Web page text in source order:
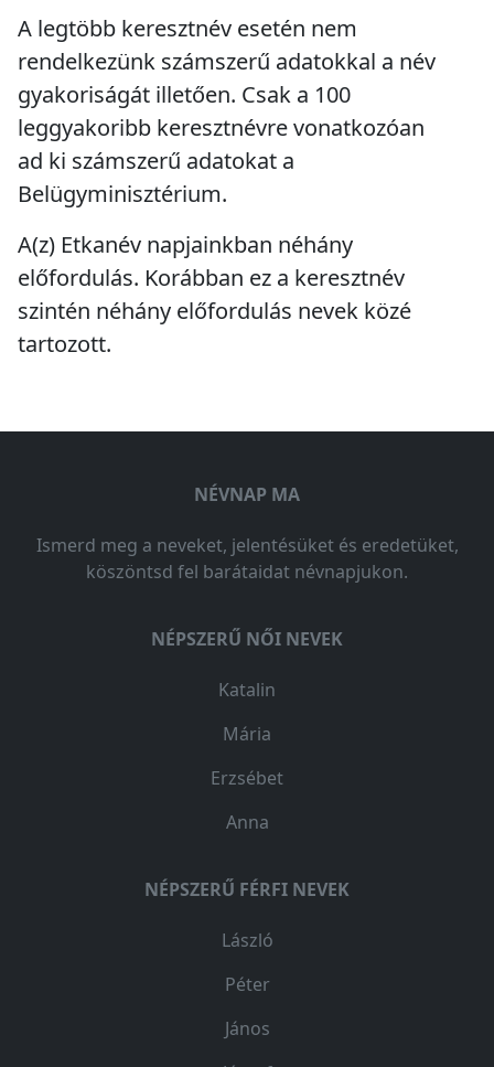
A legtöbb keresztnév esetén nem
rendelkezünk számszerű adatokkal a név
gyakoriságát illetően. Csak a 100
leggyakoribb keresztnévre vonatkozóan
ad ki számszerű adatokat a
Belügyminisztérium.
A(z) Etkanév napjainkban néhány
előfordulás. Korábban ez a keresztnév
szintén néhány előfordulás nevek közé
tartozott.
NÉVNAP MA
Ismerd meg a neveket, jelentésüket és eredetüket,
köszöntsd fel barátaidat névnapjukon.
NÉPSZERŰ NŐI NEVEK
Katalin
Mária
Erzsébet
Anna
NÉPSZERŰ FÉRFI NEVEK
László
Péter
János